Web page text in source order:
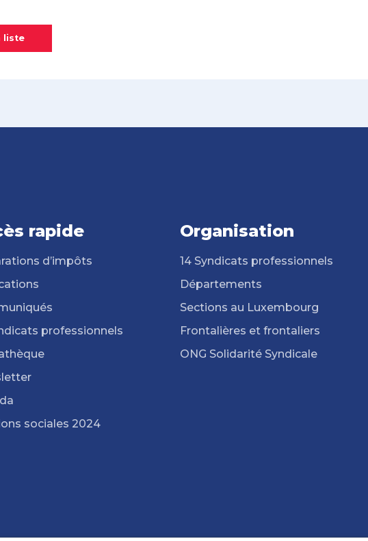
liste
rapide
d’impôts
professionnels
sociales 2024
Organisation
14 Syndicats professionnels
Départements
Sections au Luxembourg
Frontalières et frontaliers
ONG Solidarité Syndicale